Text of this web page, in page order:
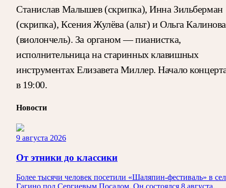
Станислав Малышев (скрипка), Инна Зильберман
(скрипка), Ксения Жулёва (альт) и Ольга Калинова
(виолончель). За органом — пианистка,
исполнительница на старинных клавишных
инструментах Елизавета Миллер. Начало
в 19:00.
Новости
9 августа 2026
От этники до классики
Более тысячи человек посетили «Шаляпин-фестиваль» в
Гагино под Сергиевым Посадом. Он состоялся 8 августа.